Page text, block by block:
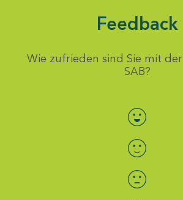
Feedback
Wie zufrieden sind Sie mit
SAB?
Bewertung